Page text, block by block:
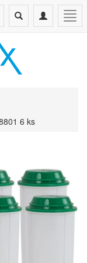
Toggle
navigation
Toggle
search
6 ks